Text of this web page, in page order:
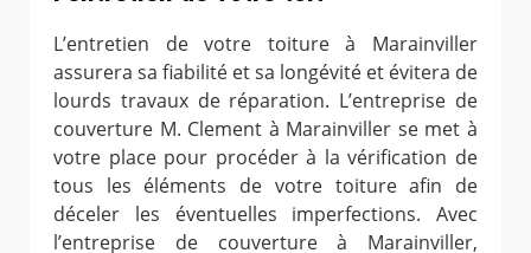
L’entretien de votre toiture à Marainviller
assurera sa fiabilité et sa longévité et évitera de
lourds travaux de réparation. L’entreprise de
couverture M. Clement à Marainviller se met à
votre place pour procéder à la vérification de
tous les éléments de votre toiture afin de
déceler les éventuelles imperfections. Avec
l’entreprise de couverture à Marainviller,